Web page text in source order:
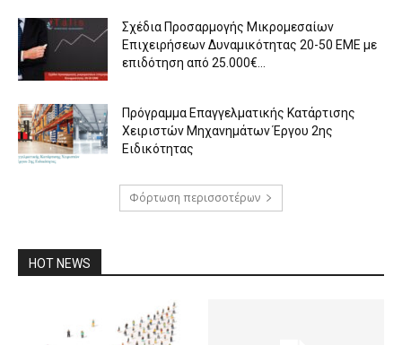
Σχέδια Προσαρμογής Μικρομεσαίων
Επιχειρήσεων Δυναμικότητας 20-50 ΕΜΕ με
επιδότηση από 25.000€...
Πρόγραμμα Επαγγελματικής Κατάρτισης
Χειριστών Μηχανημάτων Έργου 2ης
Ειδικότητας
Φόρτωση περισσοτέρων
HOT NEWS